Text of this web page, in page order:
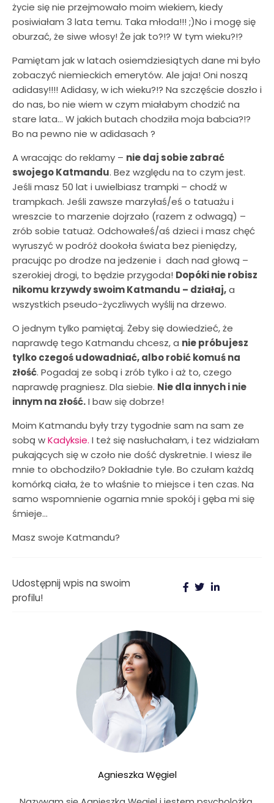
życie się nie przejmowało moim wiekiem, kiedy
posiwiałam 3 lata temu. Taka młoda!!! ;)No i mogę się
oburzać, że siwe włosy! Że jak to?!? W tym wieku?!?
Pamiętam jak w latach osiemdziesiątych dane mi było
zobaczyć niemieckich emerytów. Ale jaja! Oni noszą
adidasy!!!! Adidasy, w ich wieku?!? Na szczęście doszło i
do nas, bo nie wiem w czym miałabym chodzić na
stare lata… W jakich butach chodziła moja babcia?!?
Bo na pewno nie w adidasach ?
A wracając do reklamy – nie daj sobie zabrać
swojego Katmandu. Bez względu na to czym jest.
Jeśli masz 50 lat i uwielbiasz trampki – chodź w
trampkach. Jeśli zawsze marzyłaś/eś o tatuażu i
wreszcie to marzenie dojrzało (razem z odwagą) –
zrób sobie tatuaż. Odchowałeś/aś dzieci i masz chęć
wyruszyć w podróż dookoła świata bez pieniędzy,
pracując po drodze na jedzenie i dach nad głową –
szerokiej drogi, to będzie przygoda! Dopóki nie robisz
nikomu krzywdy swoim Katmandu – działaj,a
wszystkich pseudo-życzliwych wyślij na drzewo.
O jednym tylko pamiętaj. Żeby się dowiedzieć, że
naprawdę tego Katmandu chcesz, a nie próbujesz
tylko czegoś udowadniać, albo robić komuś na
złość. Pogadaj ze sobą i zrób tylko i aż to, czego
naprawdę pragniesz. Dla siebie. Nie dla innych i nie
innym na złość.I baw się dobrze!
Moim Katmandu były trzy tygodnie sam na sam ze
sobą wKadyksie. I też się nasłuchałam, i tez widziałam
pukających się w czoło nie dość dyskretnie. I wiesz ile
mnie to obchodziło? Dokładnie tyle. Bo czułam każdą
komórką ciała, że to właśnie to miejsce i ten czas. Na
samo wspomnienie ogarnia mnie spokój i gęba mi się
śmieje…
Masz swoje Katmandu?
Udostępnij wpis na swoim
profilu!
Agnieszka Węgiel